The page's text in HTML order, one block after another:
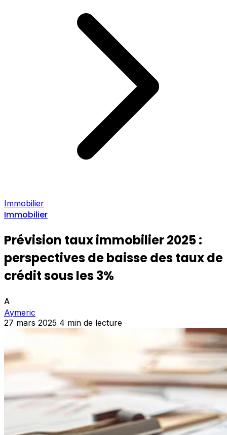
Immobilier
Immobilier
Prévision taux immobilier 2025 :
perspectives de baisse des taux de
crédit sous les 3%
A
Aymeric
27 mars 2025 4 min de lecture